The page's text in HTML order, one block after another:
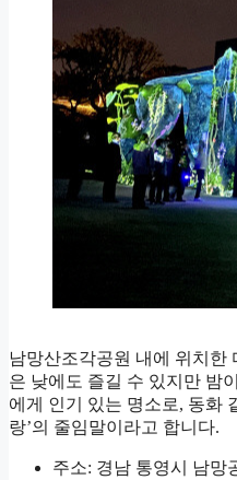
남망산조각공원 내에 위치한
은 낮에도 즐길 수 있지만 밤
에게 인기 있는 명소로, 동화
랑’의 줄임말이라고 합니다.
주소: 경남 통영시 남망